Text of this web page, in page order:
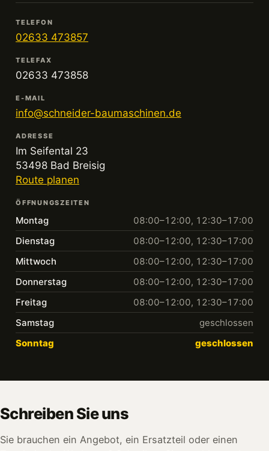
TELEFON
02633 473857
TELEFAX
02633 473858
E-MAIL
info@schneider-baumaschinen.de
ADRESSE
Im Seifental 23
53498 Bad Breisig
Route planen
ÖFFNUNGSZEITEN
Montag
08:00–12:00, 12:30–17:00
Dienstag
08:00–12:00, 12:30–17:00
Mittwoch
08:00–12:00, 12:30–17:00
Donnerstag
08:00–12:00, 12:30–17:00
Freitag
08:00–12:00, 12:30–17:00
Samstag
geschlossen
Sonntag
geschlossen
Schreiben Sie uns
Sie brauchen ein Angebot, ein Ersatzteil oder einen